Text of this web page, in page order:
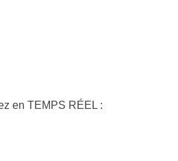
en TEMPS RÉEL :